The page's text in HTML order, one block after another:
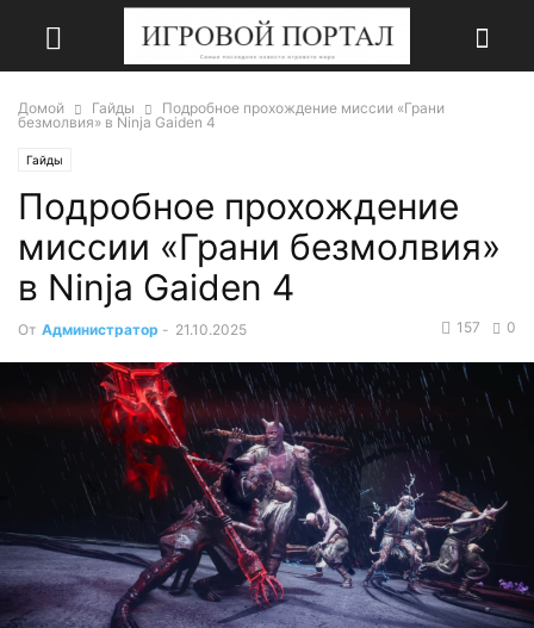
Домой Гайды
Подробное прохождение миссии «Грани
безмолвия» в Ninja Gaiden 4
Гайды
Подробное прохождение
миссии «Грани безмолвия»
в Ninja Gaiden 4
От Администратор - 21.10.2025 0
157